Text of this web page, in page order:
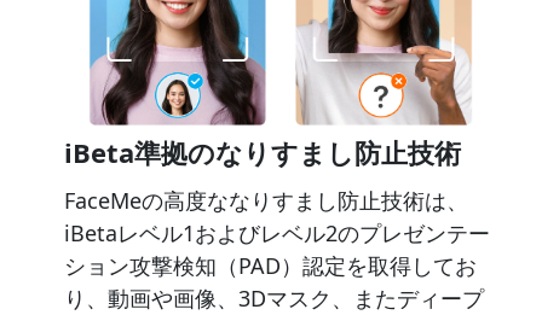
iBeta準拠のなりすまし防止技術
FaceMeの高度ななりすまし防止技術は、
iBetaレベル1およびレベル2のプレゼンテー
ション攻撃検知（PAD）認定を取得してお
り、動画や画像、3Dマスク、またディープ